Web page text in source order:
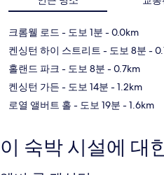
크롬웰 로드 - 도보 1분 - 0.0km
켄싱턴 하이 스트리트 - 도보 8분 -
홀랜드 파크 - 도보 8분 - 0.7km
켄싱턴 가든 - 도보 14분 - 1.2km
로열 앨버트 홀 - 도보 19분 - 1.6km
이 숙박 시설에 대